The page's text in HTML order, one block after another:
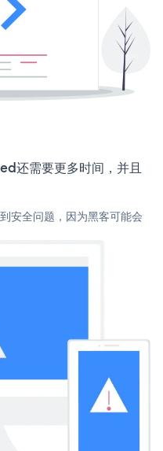
还需要更多时间，并且
安全问题，因为黑客可能会